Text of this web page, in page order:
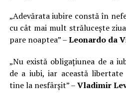
„Adevărata iubire constă în
cu cât mai mult strălucește
pare noaptea” –Leonardo da
„Nu există obligațiunea de a
de a iubi, iar această
tine la nesfârșit” –Vladimir